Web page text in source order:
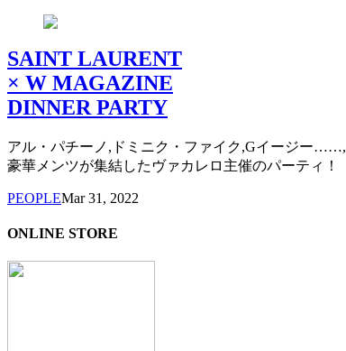
SAINT LAURENT
× W MAGAZINE
DINNER PARTY
アル・パチーノ,ドミニク・ファイク,Gイージー……,
豪華メンツが集結したヴァカレロ主催のパーティ！
PEOPLEMar 31, 2022
ONLINE STORE